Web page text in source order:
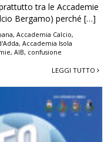
tra le Accademie
Bergamo) perché […]
, Accademia Calcio,
, Accademia Isola
, AIB, confusione
LEGGI TUTTO